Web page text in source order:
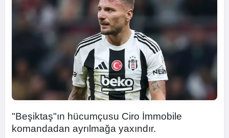
"Beşiktaş"ın hücumçusu Ciro İmmobile
komandadan ayrılmağa yaxındır.